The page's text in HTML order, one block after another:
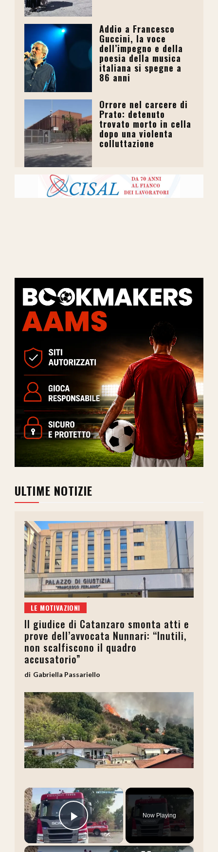
Addio a Francesco
Guccini, la voce
dell’impegno e della
poesia della musica
italiana si spegne a
86 anni
Orrore nel carcere di
Prato: detenuto
trovato morto in cella
dopo una violenta
colluttazione
ULTIME NOTIZIE
LE MOTIVAZIONI
Il giudice di Catanzaro smonta atti e
prove dell’avvocata Nunnari: “Inutili,
non scalfiscono il quadro
accusatorio”
Gabriella Passariello
×
Play Video
Now Playing
×